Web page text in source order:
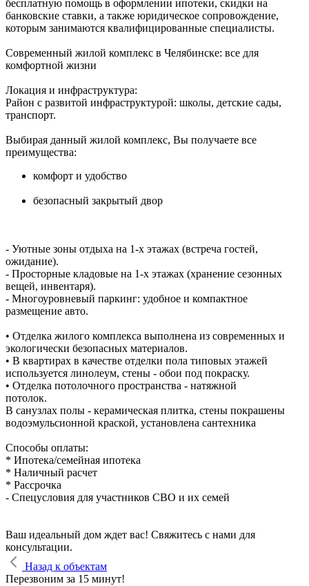
бесплатную помощь в оформлении ипотеки, скидки на
банковские ставки, а также юридическое сопровождение,
которым занимаются квалифицированные специалисты.
Современный жилой комплекс в Челябинске: все для
комфортной жизни
Локация и инфраструктура:
Район с развитой инфраструктурой: школы, детские сады,
транспорт.
Выбирая данный жилой комплекс, Вы получаете все
преимущества:
комфорт и удобство
безопасный закрытый двор
- Уютные зоны отдыха на 1-х этажах (встреча гостей,
ожидание).
- Просторные кладовые на 1-х этажах (хранение сезонных
вещей, инвентаря).
- Многоуровневый паркинг: удобное и компактное
размещение авто.
• Отделка жилого комплекса выполнена из современных и
экологически безопасных материалов.
• В квартирах в качестве отделки пола типовых этажей
используется линолеум, стены - обои под покраску.
• Отделка потолочного пространства - натяжной
потолок.
В санузлах полы - керамическая плитка, стены покрашены
водоэмульсионной краской, установлена сантехника
Способы оплаты:
* Ипотека/семейная ипотека
* Наличный расчет
* Рассрочка
- Спецусловия для участников СВО и их семей
Ваш идеальный дом ждет вас! Свяжитесь с нами для
консультации.
Назад к объектам
Перезвоним за 15 минут!